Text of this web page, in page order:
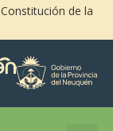
de la